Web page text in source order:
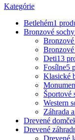
Kategórie
Betlehém1
Bronzové sochy
Bronzové
Deti13
Fosílne5
Klasické
Športové
Western
Záhrada
Drevené
Drevené